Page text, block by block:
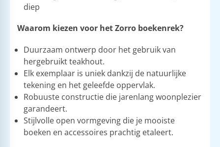
diep
Waarom kiezen voor het Zorro boekenrek?
Duurzaam ontwerp door het gebruik van
hergebruikt teakhout.
Elk exemplaar is uniek dankzij de natuurlijke
tekening en het geleefde oppervlak.
Robuuste constructie die jarenlang woonplezier
garandeert.
Stijlvolle open vormgeving die je mooiste
boeken en accessoires prachtig etaleert.